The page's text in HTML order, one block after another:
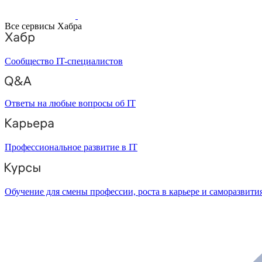
Все сервисы Хабра
Сообщество IT-специалистов
Ответы на любые вопросы об IT
Профессиональное развитие в IT
Обучение для смены профессии, роста в карьере и